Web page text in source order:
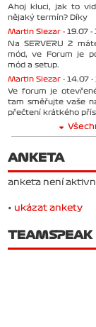
Ahoj kluci, jak to
nějaký termín? Díky
Martin Slezar - 19.07 -
Na SERVERU 2
mód, ve Forum je
mód a setup.
Martin Slezar - 14.07 -
Ve forum je
tam směřujte vaše
přečtení krátkého
ANKETA
anketa není
• ukázat ankety
TEAMSPEAK